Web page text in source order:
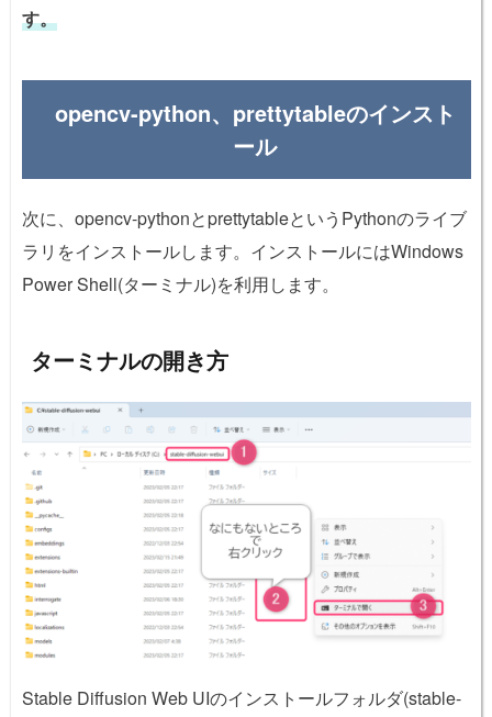
す。
opencv-python、prettytableのインスト
ール
次に、opencv-pythonとprettytableというPythonのライブ
ラリをインストールします。インストールにはWindows
Power Shell(ターミナル)を利用します。
ターミナルの開き方
Stable Diffusion Web UIのインストールフォルダ(stable-